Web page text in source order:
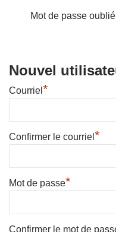
Mot de passe
Nouvel
Courriel *
Confirmer le courriel *
Mot de passe*
Confirmer le mot de